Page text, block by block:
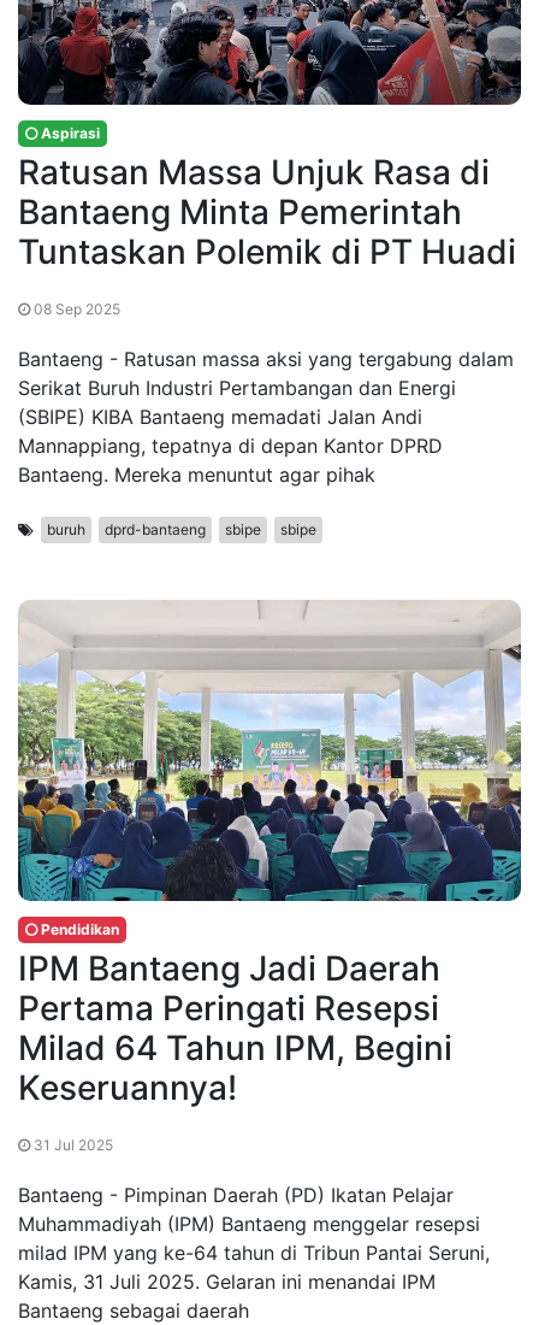
Aspirasi
Ratusan Massa Unjuk Rasa di
Bantaeng Minta Pemerintah
Tuntaskan Polemik di PT Huadi
08 Sep 2025
Bantaeng - Ratusan massa aksi yang tergabung dalam
Serikat Buruh Industri Pertambangan dan Energi
(SBIPE) KIBA Bantaeng memadati Jalan Andi
Mannappiang, tepatnya di depan Kantor DPRD
Bantaeng. Mereka menuntut agar pihak
buruh dprd-bantaeng sbipe sbipe
Pendidikan
IPM Bantaeng Jadi Daerah
Pertama Peringati Resepsi
Milad 64 Tahun IPM, Begini
Keseruannya!
31 Jul 2025
Bantaeng - Pimpinan Daerah (PD) Ikatan Pelajar
Muhammadiyah (IPM) Bantaeng menggelar resepsi
milad IPM yang ke-64 tahun di Tribun Pantai Seruni,
Kamis, 31 Juli 2025. Gelaran ini menandai IPM
Bantaeng sebagai daerah